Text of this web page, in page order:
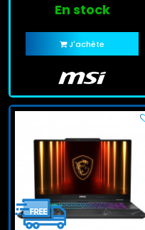
En stock
J'achète